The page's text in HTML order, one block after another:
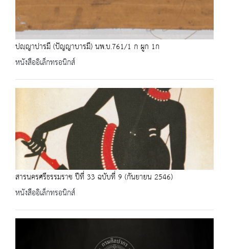
ปญฺญาปารมี (ปัญญาบารมี) นพ.บ.761/1 ก ผูก 1ก
หนังสืออิเล็กทรอนิกส์
สารนครศรีธรรมราช ปีที่ 33 ฉบับที่ 9 (กันยายน 2546)
หนังสืออิเล็กทรอนิกส์